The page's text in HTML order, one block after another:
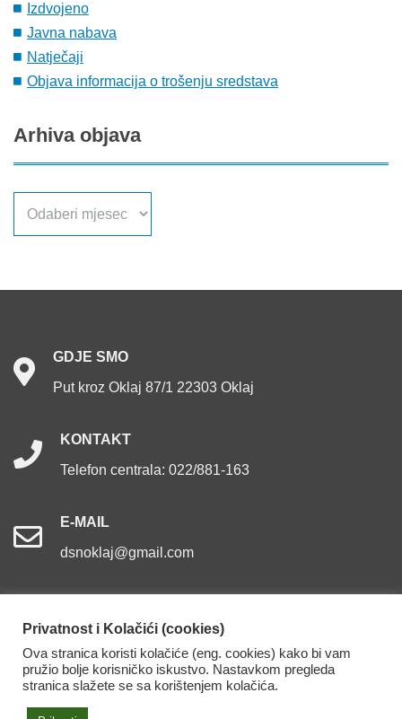
Izdvojeno
Javna nabava
Natječaji
Objava informacija o trošenju sredstava
Arhiva objava
GDJE SMO
Put kroz Oklaj 87/1 22303 Oklaj
KONTAKT
Telefon centrala: 022/881-163
E-MAIL
dsnoklaj@gmail.com
Dom za starije osobe Oklaj. Sva prava pridržana.
Izjava o pristupačnosti
Privatnost i Kolačići (cookies)
Ova stranica koristi kolačiće (eng. cookies) kako bi vam
pružio bolje korisničko iskustvo. Nastavkom pregleda
stranica slažete se sa korištenjem kolačića.